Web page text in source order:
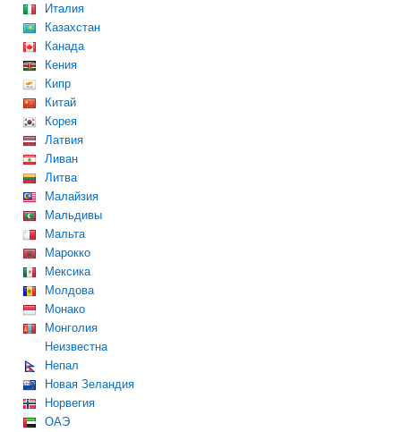
Италия
Казахстан
Канада
Кения
Кипр
Китай
Корея
Латвия
Ливан
Литва
Малайзия
Мальдивы
Мальта
Марокко
Мексика
Молдова
Монако
Монголия
Неизвестна
Непал
Новая Зеландия
Норвегия
ОАЭ